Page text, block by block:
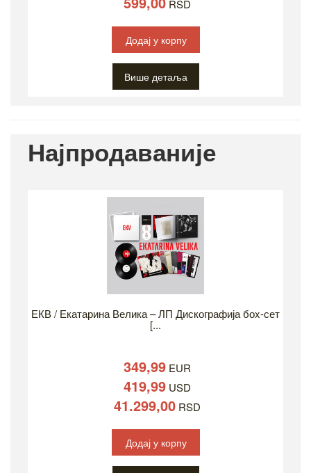
RSD
Додај у корпу
Више детаља
Најпродаваније
ЕКВ / Екатарина Велика – ЛП Дискографија боx-сет
[...
349,99 EUR
419,99 USD
41.299,00 RSD
Додај у корпу